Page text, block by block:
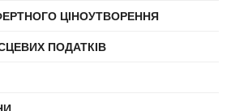
ЦІНОУТВОРЕННЯ
ПОДАТКІВ